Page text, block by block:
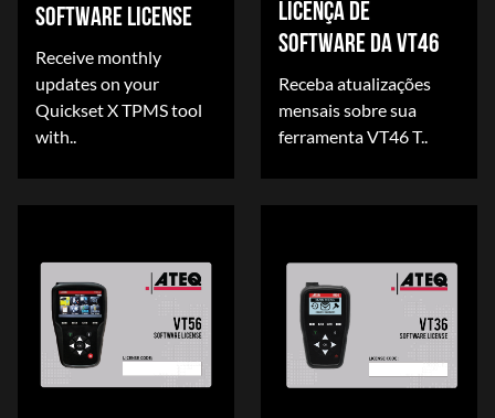
SOFTWARE LICENSE
Receive monthly
updates on your
Quickset X TPMS tool
with..
LICENÇA DE
SOFTWARE DA VT46
Receba atualizações
mensais sobre sua
ferramenta VT46 T..